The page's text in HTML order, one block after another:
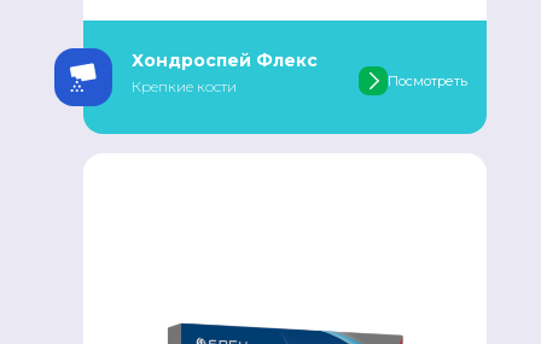
Хондроспей Флекс
Крепкие кости Посмотреть